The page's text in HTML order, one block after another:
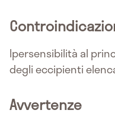
Ipersensibilità al
degli eccipienti
Avvertenze